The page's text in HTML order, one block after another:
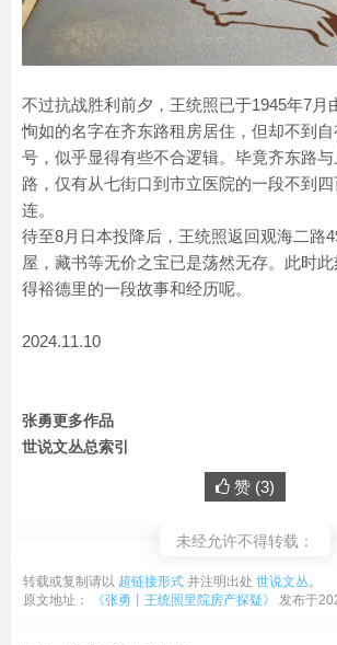
不过抗战胜利前夕，王统照已于1945年7月
恂如的名字在齐东路租房居住，但却不到
号，似乎显得有些不合逻辑。毕竟齐东路
路，仅有从七街口到市立医院的一段不到
连。
待至8月日本投降后，王统照返回观海二路
屋，藏书等无价之宝已是荡然无存。此时
得裕德里的一段故事和经历呢。
2024.11.10
张勇更多作品
世说文丛总索引
赞 (3)
未经允许不得转载：
转载或复制请以 超链接形式 并注明出处 世说文丛。
原文地址：
《张勇丨王统照里院房产探疑》 发布于